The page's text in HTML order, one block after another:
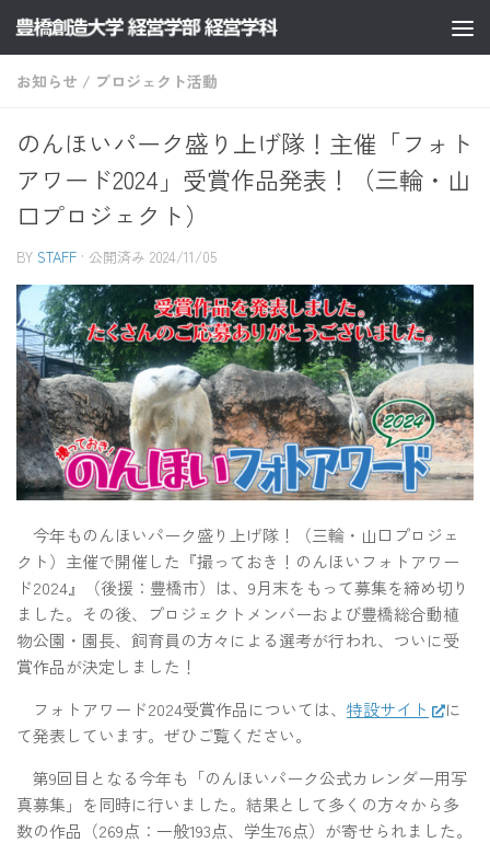
コンテンツへスキップ
お知らせ / プロジェクト活動
のんほいパーク盛り上げ隊！主催「フォト
アワード2024」受賞作品発表！（三輪・山
口プロジェクト）
BY STAFF · 公開済み 2024/11/05
今年ものんほいパーク盛り上げ隊！（三輪・山口プロジェ
クト）主催で開催した『撮っておき！のんほいフォトアワー
ド2024』（後援：豊橋市）は、9月末をもって募集を締め切り
ました。その後、プロジェクトメンバーおよび豊橋総合動植
物公園・園長、飼育員の方々による選考が行われ、ついに受
賞作品が決定しました！
フォトアワード2024受賞作品については、 特設サイト
に
て発表しています。ぜひご覧ください。
第9回目となる今年も「のんほいパーク公式カレンダー用写
真募集」を同時に行いました。結果として多くの方々から多
数の作品（269点：一般193点、学生76点）が寄せられました。